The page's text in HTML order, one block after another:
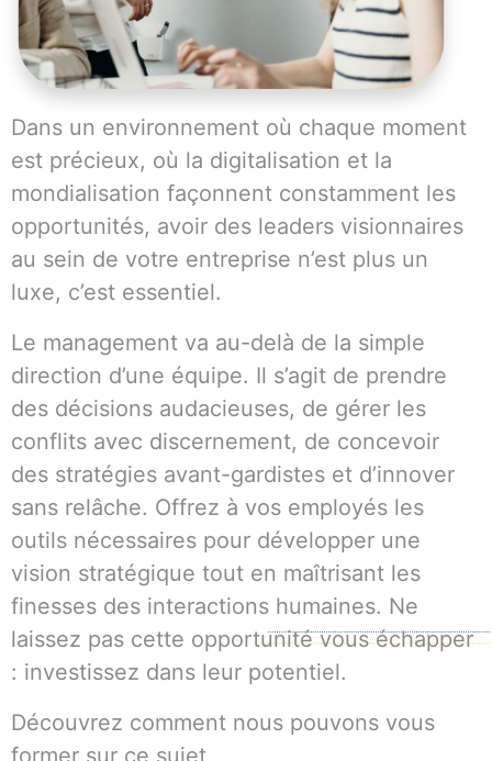
Dans un environnement où chaque moment
est précieux, où la digitalisation et la
mondialisation façonnent constamment les
opportunités, avoir des leaders visionnaires
au sein de votre entreprise n’est plus un
luxe, c’est essentiel.
Le management va au-delà de la simple
direction d’une équipe. Il s’agit de prendre
des décisions audacieuses, de gérer les
conflits avec discernement, de concevoir
des stratégies avant-gardistes et d’innover
sans relâche. Offrez à vos employés les
outils nécessaires pour développer une
vision stratégique tout en maîtrisant les
finesses des interactions humaines. Ne
laissez pas cette opportunité vous échapper
: investissez dans leur potentiel.
Découvrez comment nous pouvons vous
former sur ce sujet